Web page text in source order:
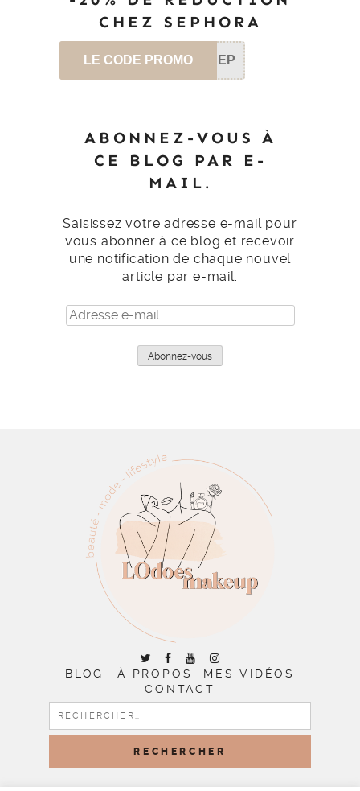
CHEZ SEPHORA
LE CODE PROMO SEP
ABONNEZ-VOUS À
CE BLOG PAR E-
MAIL.
Saisissez votre adresse e-mail pour
vous abonner à ce blog et recevoir
une notification de chaque nouvel
article par e-mail.
Adresse
e-
Abonnez-vous
BLOG À PROPOS
MES VIDÉOS
CONTACT
RECHERCHER :